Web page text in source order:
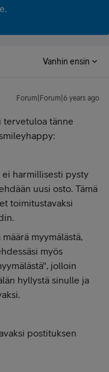
Vanhin ensin
Forum|Forum|6 years ago
tervetuloa tänne
harmillisesti pysty
uusi osto. Tämä
toimitustavaksi
myymälästä,
myös
jolloin
hyllystä sinulle ja
postituksen